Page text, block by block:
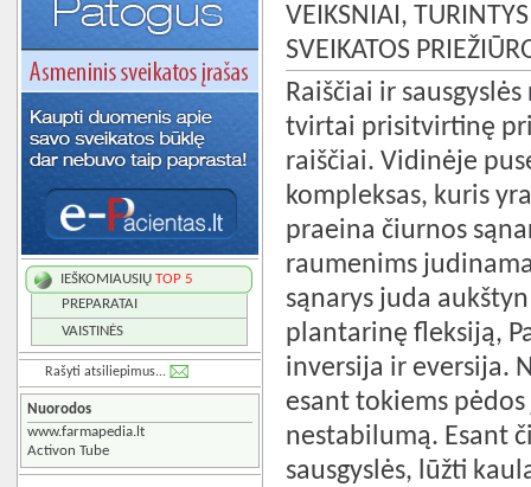
IEŠKOMIAUSIŲ TOP 5
PREPARATAI
VAISTINĖS
Rašyti atsiliepimus...
Nuorodos
www.farmapedia.lt
Activon Tube
VEIKSNIAI,
SVEIKATOS
Raiščiai ir
tvirtai prisitvirtinę
raiščiai. Vidinėje
kompleksas, kuris
praeina čiurnos
raumenims
sąnarys juda
plantarinę fleksiją,
inversija ir eversija.
esant tokiems
nestabilumą. Esant
sausgyslės, lūžti